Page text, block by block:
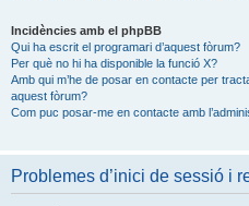
Incidències amb el phpBB
Qui ha escrit el programari d’aquest fòrum?
Per què no hi ha disponible la funció X?
Amb qui m’he de posar en contacte per
aquest fòrum?
Com puc posar-me en contacte amb
Problemes d’inici de sessió i